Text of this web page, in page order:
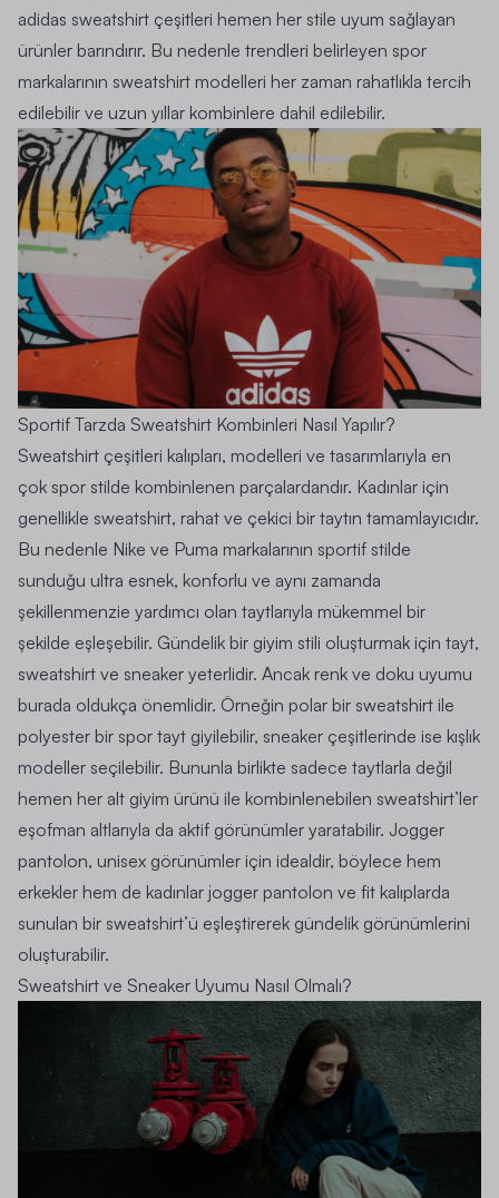
adidas sweatshirt çeşitleri hemen her stile uyum sağlayan
ürünler barındırır. Bu nedenle trendleri belirleyen spor
markalarının sweatshirt modelleri her zaman rahatlıkla tercih
edilebilir ve uzun yıllar kombinlere dahil edilebilir.
Sportif Tarzda Sweatshirt Kombinleri Nasıl Yapılır?
Sweatshirt çeşitleri kalıpları, modelleri ve tasarımlarıyla en
çok spor stilde kombinlenen parçalardandır. Kadınlar için
genellikle sweatshirt, rahat ve çekici bir taytın tamamlayıcıdır.
Bu nedenle Nike ve Puma markalarının sportif stilde
sunduğu ultra esnek, konforlu ve aynı zamanda
şekillenmenzie yardımcı olan taytlarıyla mükemmel bir
şekilde eşleşebilir. Gündelik bir giyim stili oluşturmak için tayt,
sweatshirt ve sneaker yeterlidir. Ancak renk ve doku uyumu
burada oldukça önemlidir. Örneğin polar bir sweatshirt ile
polyester bir spor tayt giyilebilir, sneaker çeşitlerinde ise kışlık
modeller seçilebilir. Bununla birlikte sadece taytlarla değil
hemen her alt giyim ürünü ile kombinlenebilen sweatshirt’ler
eşofman altlarıyla da aktif görünümler yaratabilir. Jogger
pantolon, unisex görünümler için idealdir, böylece hem
erkekler hem de kadınlar jogger pantolon ve fit kalıplarda
sunulan bir sweatshirt’ü eşleştirerek gündelik görünümlerini
oluşturabilir.
Sweatshirt ve Sneaker Uyumu Nasıl Olmalı?